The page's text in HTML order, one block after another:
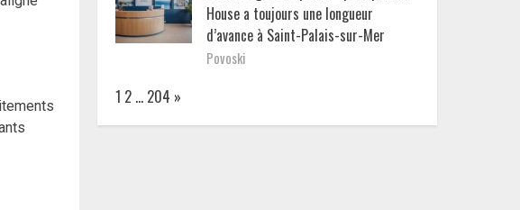
House a toujours une longueur
d’avance à Saint-Palais-sur-Mer
Povoski
Page:
1 2 … 204 Next
»